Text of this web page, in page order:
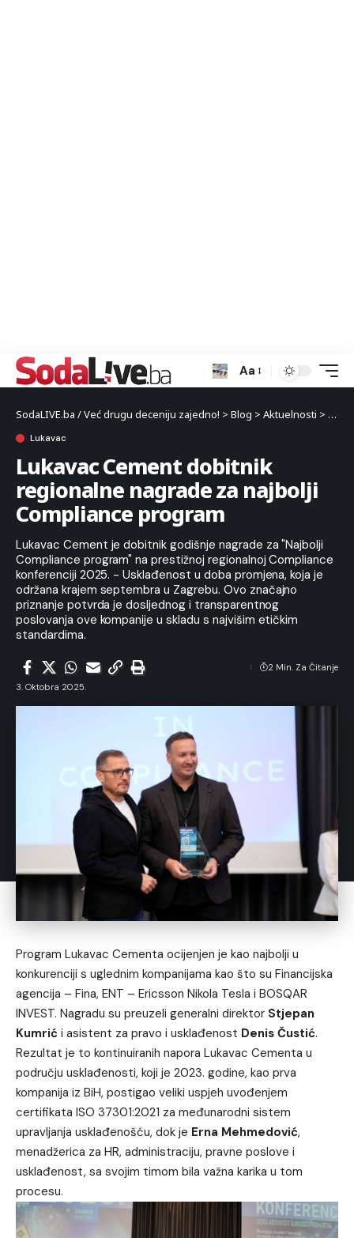
Aa
SodaLIVE.ba / Već drugu deceniju zajedno! > Blog > Aktuelnosti >
Lukavac
Lukavac Cement dobitnik
regionalne nagrade za najbolji
Compliance program
Lukavac Cement je dobitnik godišnje nagrade za "Najbolji
Compliance program" na prestižnoj regionalnoj Compliance
konferenciji 2025. - Usklađenost u doba promjena, koja je
održana krajem septembra u Zagrebu. Ovo značajno
priznanje potvrda je dosljednog i transparentnog
poslovanja ove kompanije u skladu s najvišim etičkim
standardima.
3. Oktobra 2025.
2 Min. Za Čitanje
Program Lukavac Cementa ocijenjen je kao najbolji u
konkurenciji s uglednim kompanijama kao što su Financijska
agencija – Fina, ENT – Ericsson Nikola Tesla i BOSQAR
INVEST. Nagradu su preuzeli generalni direktor Stjepan
Kumrić i asistent za pravo i usklađenost Denis Čustić.
Rezultat je to kontinuiranih napora Lukavac Cementa u
području usklađenosti, koji je 2023. godine, kao prva
kompanija iz BiH, postigao veliki uspjeh uvođenjem
certifikata ISO 37301:2021 za međunarodni sistem
upravljanja usklađenošću, dok je Erna Mehmedović,
menadžerica za HR, administraciju, pravne poslove i
usklađenost, sa svojim timom bila važna karika u tom
procesu.